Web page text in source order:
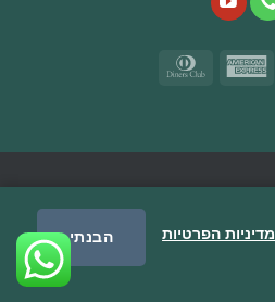
מדיניות הפרטיות
הבנתי